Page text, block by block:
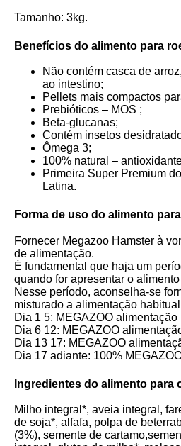
Tamanho: 3kg.
Benefícios do alimento para
Não contém casca de
ao intestino;
Pellets mais compactos
Prebióticos – MOS ;
Beta-glucanas;
Contém insetos
Ômega 3;
100% natural –
Primeira Super Premium
Latina.
Forma de uso do alimento
Fornecer Megazoo Hamster à
de alimentação.
É fundamental que haja um
quando for apresentar o
Nesse período, aconselha-se
misturado a alimentação
Dia 1 5: MEGAZOO alimentação
Dia 6 12: MEGAZOO
Dia 13 17: MEGAZOO
Dia 17 adiante: 100%
Ingredientes do alimento para
Milho integral*, aveia integral,
de soja*, alfafa, polpa de
(3%), semente de